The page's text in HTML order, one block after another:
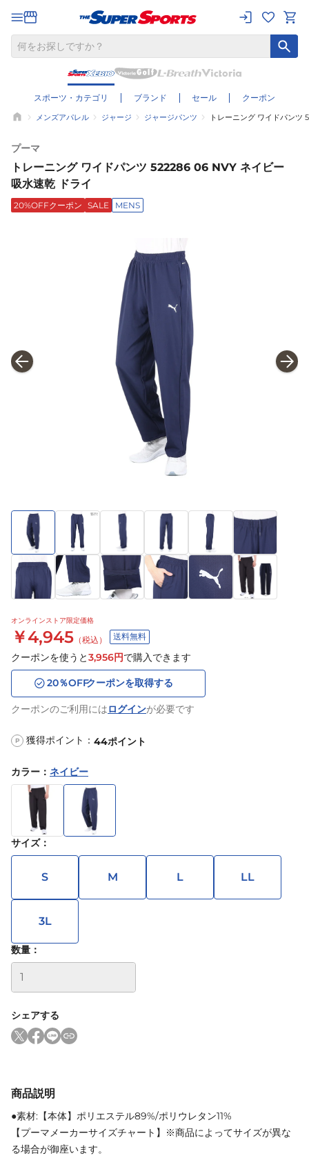
スポーツ・カテゴリ ブランド セール クーポン
メンズアパレル ジャージ ジャージパンツ トレーニング ワイドパン
プーマ
トレーニング ワイドパンツ 522286 06 NVY ネイビー
吸水速乾 ドライ
20%OFFクーポン SALE MENS
オンラインストア限定価格
￥4,945 （税込） 送料無料
クーポンを使うと3,956円で購入できます
20％OFFクーポンを取得する
クーポンのご利用にはログインが必要です
P 獲得ポイント： 44ポイント
カラー ： ネイビー
サイズ：
S M L LL
3L
数量：
シェアする
商品説明
●素材:【本体】ポリエステル89%/ポリウレタン11%
【プーマメーカーサイズチャート】※商品によってサイズが異な
る場合が御座います。